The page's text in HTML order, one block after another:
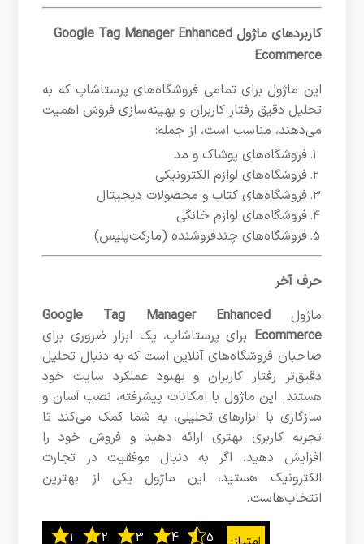
کاربردهای ماژول Google Tag Manager Enhanced
Ecommerce
این ماژول برای تمامی فروشگاه‌های پرستاشاپ که به
تحلیل دقیق رفتار کاربران و بهینه‌سازی فروش اهمیت
می‌دهند، مناسب است، از جمله:
فروشگاه‌های پوشاک و مد
فروشگاه‌های لوازم الکترونیکی
فروشگاه‌های کتاب و محصولات دیجیتال
فروشگاه‌های لوازم خانگی
فروشگاه‌های چندفروشنده (مارکت‌پلیس)
حرف آخر
ماژولGoogle Tag Manager Enhanced
Ecommerce برای پرستاشاپ، یک ابزار ضروری برای
صاحبان فروشگاه‌های آنلاین است که به دنبال تحلیل
دقیق‌تر رفتار کاربران و بهبود عملکرد سایت خود
هستند. این ماژول با امکانات پیشرفته، نصب آسان و
سازگاری با ابزارهای تحلیلی، به شما کمک می‌کند تا
تجربه کاربری بهتری ارائه دهید و فروش خود را
افزایش دهید. اگر به دنبال موفقیت در تجارت
الکترونیک هستید، این ماژول یکی از بهترین
انتخاب‌هاست.